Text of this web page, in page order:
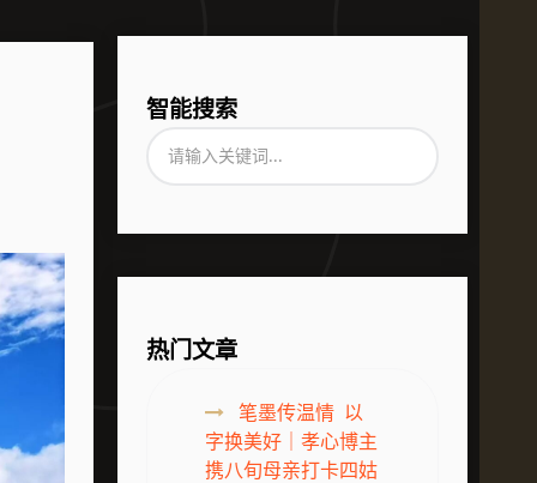
智能搜索
热门文章
笔墨传温情 以
字换美好｜孝心博主
携八旬母亲打卡四姑